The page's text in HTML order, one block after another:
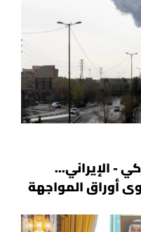
- الإيراني...
أوراق المواجهة